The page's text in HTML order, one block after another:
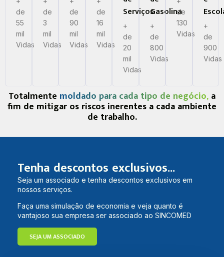
de
55
mil
Vidas
de
3
mil
Vidas
de
90
mil
Vidas
de
16
mil
Vidas
Serviços
+
de
20
mil
Vidas
Gasolina
+
de
800
Vidas
de
130
Vidas
+
de
900
Vidas
Totalmente moldado para cada tipo de negócio, a
fim de mitigar os riscos inerentes a cada ambiente
de trabalho.
Tenha descontos exclusivos...
Seja um associado e tenha descontos exclusivos em
nossos serviços.
Faça uma simulação de economia e veja quanto é
vantajoso sua empresa ser associado ao SINCOMED
SEJA UM ASSOCIADO